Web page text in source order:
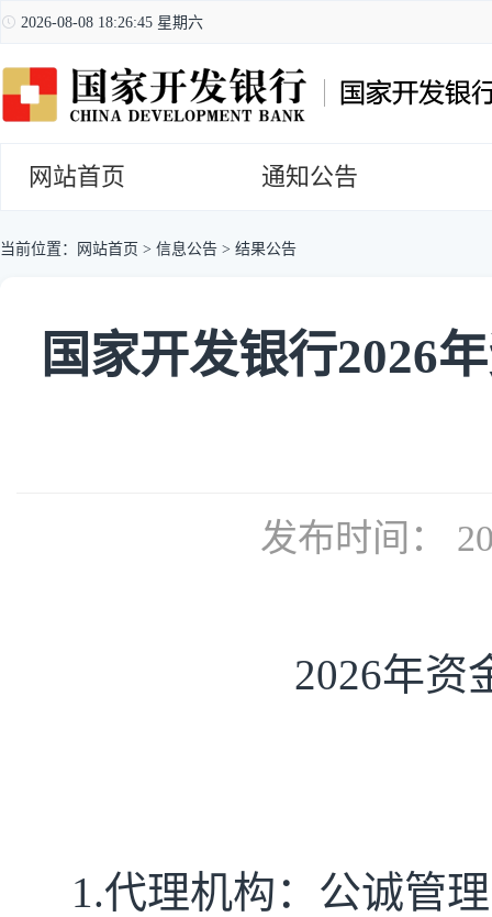
2026-08-08 18:26:46 星期六
网站首页 通知公告
当前位置： 网站首页 > 信息公告 > 结果公告
国家开发银行2026
发布时间：
2026年资
1.代理机构：公诚管